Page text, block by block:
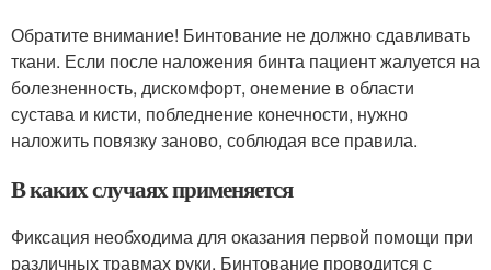
Обратите внимание! Бинтование не должно сдавливать
ткани. Если после наложения бинта пациент жалуется на
болезненность, дискомфорт, онемение в области
сустава и кисти, побледнение конечности, нужно
наложить повязку заново, соблюдая все правила.
В каких случаях применяется
Фиксация необходима для оказания первой помощи при
различных травмах руки. Бинтование проводится с